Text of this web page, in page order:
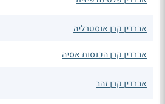
אברדין קרן אוסטרליה
אברדין קרן הכנסות אסיה
אברדין קרן זהב